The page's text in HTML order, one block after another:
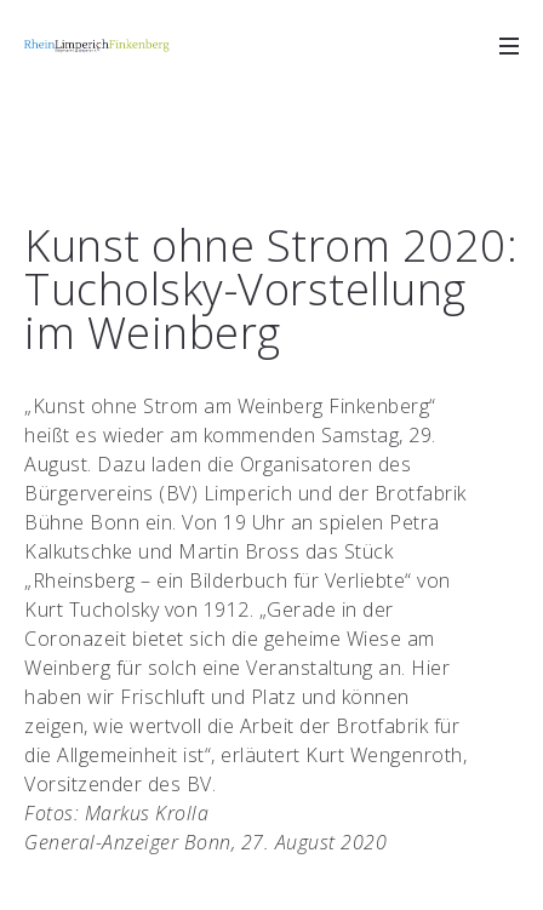
Kunst ohne Strom 2020:
Tucholsky-Vorstellung
im Weinberg
„Kunst ohne Strom am Weinberg Finkenberg“
heißt es wieder am kommenden Samstag, 29.
August. Dazu laden die Organisatoren des
Bürgervereins (BV) Limperich und der Brotfabrik
Bühne Bonn ein. Von 19 Uhr an spielen Petra
Kalkutschke und Martin Bross das Stück
„Rheinsberg – ein Bilderbuch für Verliebte“ von
Kurt Tucholsky von 1912. „Gerade in der
Coronazeit bietet sich die geheime Wiese am
Weinberg für solch eine Veranstaltung an. Hier
haben wir Frischluft und Platz und können
zeigen, wie wertvoll die Arbeit der Brotfabrik für
die Allgemeinheit ist“, erläutert Kurt Wengenroth,
Vorsitzender des BV.
Fotos: Markus Krolla
General-Anzeiger Bonn, 27. August 2020